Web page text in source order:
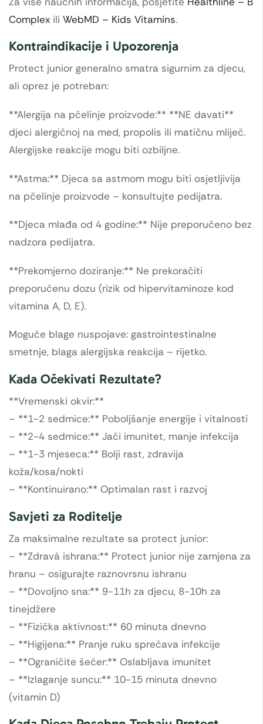
Complex ili WebMD – Kids Vitamins.
Kontraindikacije i Upozorenja
Protect junior generalno smatra sigurnim za djecu,
ali oprez je potreban:
**Alergija na pčelinje proizvode:** **NE davati**
djeci alergičnoj na med, propolis ili matičnu mliječ.
Alergijske reakcije mogu biti ozbiljne.
**Astma:** Djeca sa astmom mogu biti osjetljivija
na pčelinje proizvode – konsultujte pedijatra.
**Djeca mlađa od 4 godine:** Nije preporučeno bez
nadzora pedijatra.
**Prekomjerno doziranje:** Ne prekoračiti
preporučenu dozu (rizik od hipervitaminoze kod
vitamina A, D, E).
Moguće blage nuspojave: gastrointestinalne
smetnje, blaga alergijska reakcija – rijetko.
Kada Očekivati Rezultate?
**Vremenski okvir:**
– **1-2 sedmice:** Poboljšanje energije i vitalnosti
– **2-4 sedmice:** Jači imunitet, manje infekcija
– **1-3 mjeseca:** Bolji rast, zdravija
koža/kosa/nokti
– **Kontinuirano:** Optimalan rast i razvoj
Savjeti za Roditelje
Za maksimalne rezultate sa protect junior:
– **Zdravá ishrana:** Protect junior nije zamjena za
hranu – osigurajte raznovrsnu ishranu
– **Dovoljno sna:** 9-11h za djecu, 8-10h za
tinejdžere
– **Fizička aktivnost:** 60 minuta dnevno
– **Higijena:** Pranje ruku sprečava infekcije
– **Ograničite šećer:** Oslabljava imunitet
– **Izlaganje suncu:** 10-15 minuta dnevno
(vitamin D)